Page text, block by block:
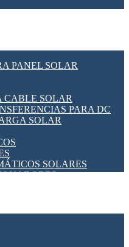
PANEL SOLAR
CABLE SOLAR
PARA DC
SOLAR
SOLARES
SPDS PARA